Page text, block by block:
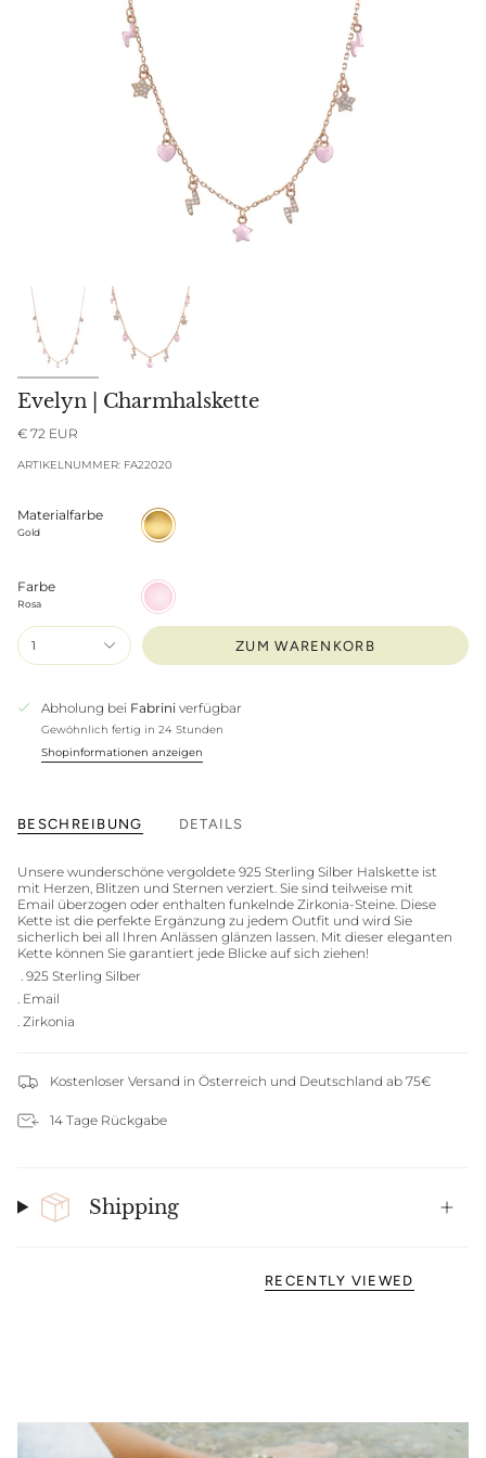
Evelyn | Charmhalskette
€ 72 EUR
ARTIKELNUMMER: FA22020
Materialfarbe
Gold
Gold
Farbe
Rosa
Rosa
1 ZUM WARENKORB
Abholung bei Fabrini verfügbar
Gewöhnlich fertig in 24 Stunden
Shopinformationen anzeigen
BESCHREIBUNG DETAILS
Unsere wunderschöne vergoldete 925 Sterling Silber Halskette ist
mit Herzen, Blitzen und Sternen verziert. Sie sind teilweise mit
Email überzogen oder enthalten funkelnde Zirkonia-Steine. Diese
Kette ist die perfekte Ergänzung zu jedem Outfit und wird Sie
sicherlich bei all Ihren Anlässen glänzen lassen. Mit dieser eleganten
Kette können Sie garantiert jede Blicke auf sich ziehen!
. 925 Sterling Silber
. Email
. Zirkonia
Kostenloser Versand in Österreich und Deutschland ab 75€
14 Tage Rückgabe
Shipping
RECENTLY VIEWED